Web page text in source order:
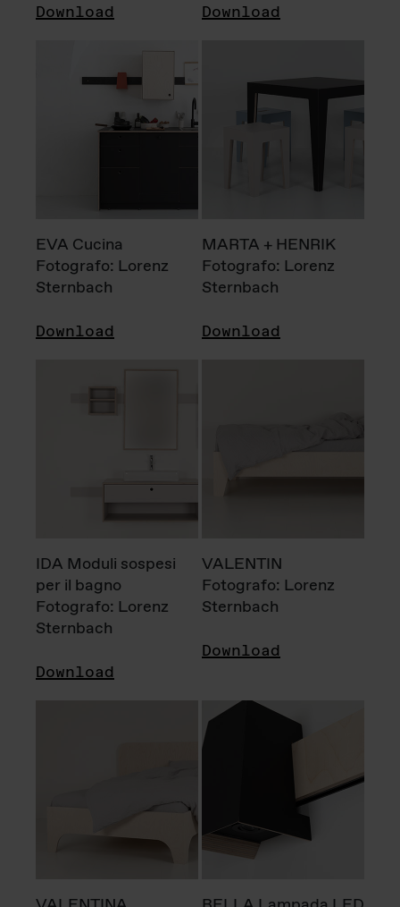
Download Download
EVA Cucina
Fotografo: Lorenz
Sternbach
Download
MARTA + HENRIK
Fotografo: Lorenz
Sternbach
Download
IDA Moduli sospesi
per il bagno
Fotografo: Lorenz
Sternbach
Download
VALENTIN
Fotografo: Lorenz
Sternbach
Download